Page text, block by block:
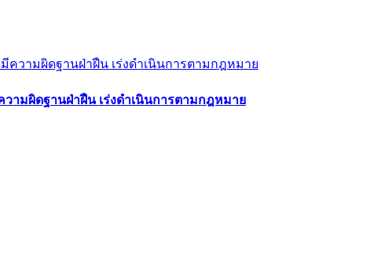
มผิดฐานฝ่าฝืน เร่งดำเนินการตามกฎหมาย